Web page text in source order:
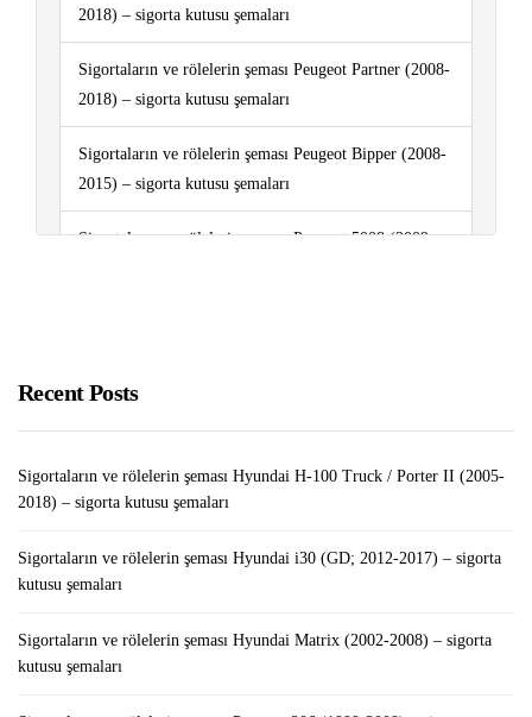
2018) – sigorta kutusu şemaları
Sigortaların ve rölelerin şeması Peugeot Partner (2008-
2018) – sigorta kutusu şemaları
Sigortaların ve rölelerin şeması Peugeot Bipper (2008-
2015) – sigorta kutusu şemaları
Sigortaların ve rölelerin şeması Peugeot 5008 (2009-
2016) – sigorta kutusu şemaları
Recent Posts
Sigortaların ve rölelerin şeması Hyundai H-100 Truck / Porter II (2005-
2018) – sigorta kutusu şemaları
Sigortaların ve rölelerin şeması Hyundai i30 (GD; 2012-2017) – sigorta
kutusu şemaları
Sigortaların ve rölelerin şeması Hyundai Matrix (2002-2008) – sigorta
kutusu şemaları